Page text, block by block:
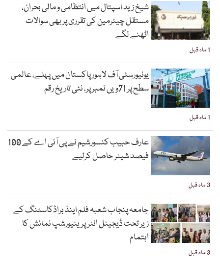
1 ماہ قبل
شیخ زید اسپتال میں انتظامی و مالی بحران،
مستقل چیئرمین کی تقرری پر بھی سوالات
اٹھنے لگے
1 ماہ قبل
یونیورسٹی آف لاہور پاکستان میں پہلے، عالمی
سطح پر 71ویں نمبر پر، نئی تاریخ رقم
3 ماہ قبل
عارف حبیب کنسورشیم نے پی آئی اے کے 100
فیصد شیئر حاصل کرلیے
3 ماہ قبل
جامعہ پنجاب شعبہ فلم اینڈ براڈکاسٹنگ کے
زیر تحت ڈیجیٹل انٹرپرینیورشپ نمائش کا
اہتمام